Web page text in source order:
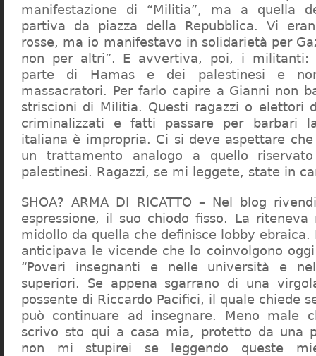
manifestazione di “Militia”, ma a quella
partiva da piazza della Repubblica. Vi
rosse, ma io manifestavo in solidarietà per
non per altri”. E avvertiva, poi, i militanti:
parte di Hamas e dei palestinesi e
massacratori. Per farlo capire a Gianni non
striscioni di Militia. Questi ragazzi o elettori
criminalizzati e fatti passare per barbari
italiana è impropria. Ci si deve aspettare
un trattamento analogo a quello
palestinesi. Ragazzi, se mi leggete, state in
SHOA? ARMA DI RICATTO – Nel blog
espressione, il suo chiodo fisso. La
midollo da quella che definisce lobby ebraica.
anticipava le vicende che lo coinvolgono
“Poveri insegnanti e nelle università e
superiori. Se appena sgarrano di una
possente di Riccardo Pacifici, il quale chiede
può continuare ad insegnare. Meno male
scrivo sto qui a casa mia, protetto da una
non mi stupirei se leggendo queste